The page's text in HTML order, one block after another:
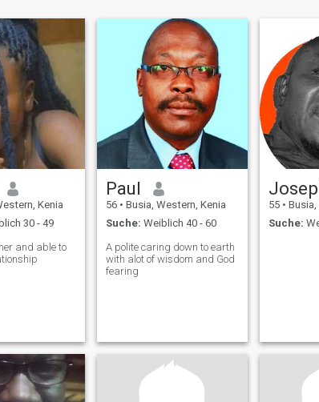
Kenia
30 - 49
and able to
Paul
56 • Busia, Western, Kenia
Suche: Weiblich 40 - 60
A polite caring down to earth
with alot of wisdom and God
fearing
55 • Busia,
Suche: